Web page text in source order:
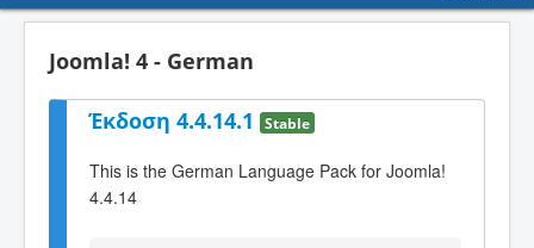
Joomla! 4 - German
Έκδοση 4.4.14.1 Stable
This is the German Language Pack for Joomla!
4.4.14